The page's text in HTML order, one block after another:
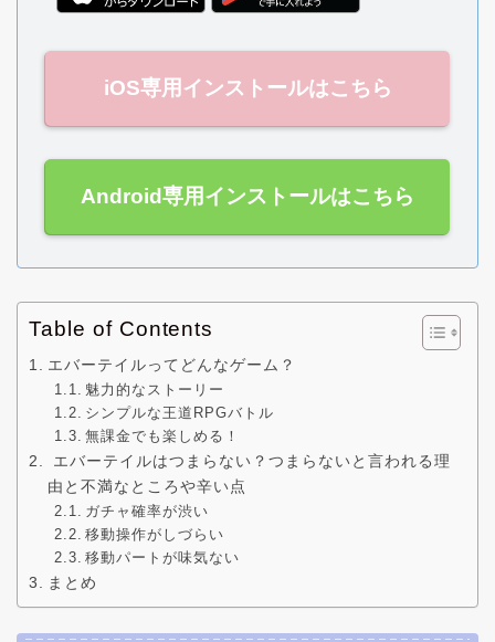
iOS専用インストールはこちら
Android専用インストールはこちら
Table of Contents
エバーテイルってどんなゲーム？
魅力的なストーリー
シンプルな王道RPGバトル
無課金でも楽しめる！
エバーテイルはつまらない？つまらないと言われる理
由と不満なところや辛い点
ガチャ確率が渋い
移動操作がしづらい
移動パートが味気ない
まとめ